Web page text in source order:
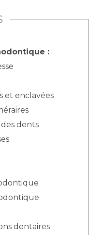
:
et enclavées
dents
dentaires